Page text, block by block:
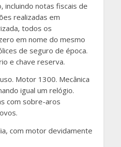
incluindo notas fiscais de
realizadas em
todos os
em nome do mesmo
de seguro de época.
e chave reserva.
Motor 1300. Mecânica
igual um relógio.
com sobre-aros
com motor devidamente